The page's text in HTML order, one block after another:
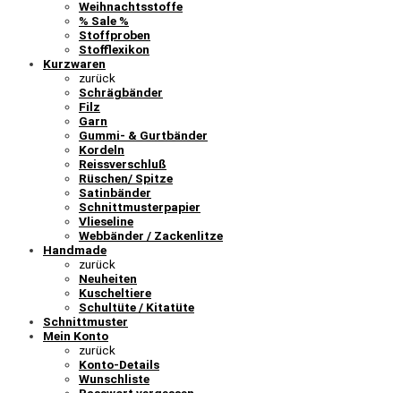
Weihnachtsstoffe
% Sale %
Stoffproben
Stofflexikon
Kurzwaren
zurück
Schrägbänder
Filz
Garn
Gummi- & Gurtbänder
Kordeln
Reissverschluß
Rüschen/ Spitze
Satinbänder
Schnittmusterpapier
Vlieseline
Webbänder / Zackenlitze
Handmade
zurück
Neuheiten
Kuscheltiere
Schultüte / Kitatüte
Schnittmuster
Mein Konto
zurück
Konto-Details
Wunschliste